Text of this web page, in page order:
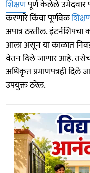
शिक्षणपूर्ण केलेले उमेदवार
करणारे किंवा पूर्णवेळ
अपात्र ठरतील.
आला असून या काळात
वेतन दिले जाणार आहे.
अधिकृत प्रमाणपत्रही दिले
उपयुक्त ठरेल.